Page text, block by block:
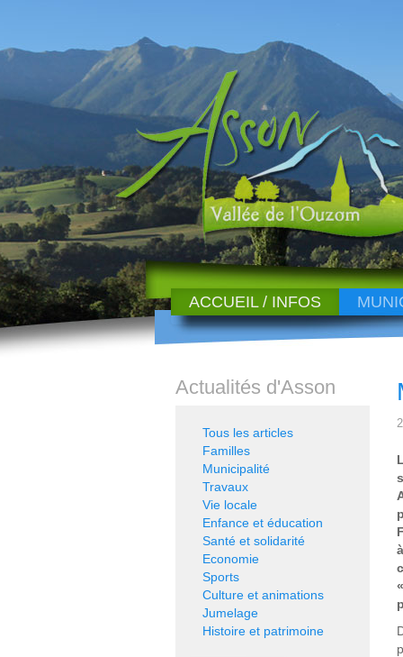
ACCUEIL / INFOS
Actualités d'Asson
Tous les articles
Familles
Municipalité
Travaux
Vie locale
Enfance et éducation
Santé et solidarité
Economie
Sports
Culture et animations
Jumelage
Histoire et patrimoine